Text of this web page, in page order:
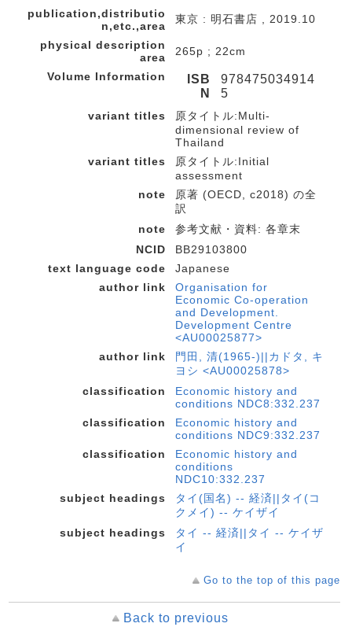
publication,distributio
n,etc.,area
東京 : 明石書店 , 2019.10
physical description
area
265p ; 22cm
Volume Information
ISB
N
978475034914
5
variant titles
原タイトル:Multi-
dimensional review of
Thailand
variant titles
原タイトル:Initial
assessment
note
原著 (OECD, c2018) の全
訳
note
参考文献・資料: 各章末
NCID
BB29103800
text language code
Japanese
author link
Organisation for
Economic Co-operation
and Development.
Development Centre
<AU00025877>
author link
門田, 清(1965-)||カドタ, キ
ヨシ <AU00025878>
classification
Economic history and
conditions NDC8:332.237
classification
Economic history and
conditions NDC9:332.237
classification
Economic history and
conditions
NDC10:332.237
subject headings
タイ(国名) -- 経済||タイ(コ
クメイ) -- ケイザイ
subject headings
タイ -- 経済||タイ -- ケイザ
イ
Go to the top of this page
Back to previous